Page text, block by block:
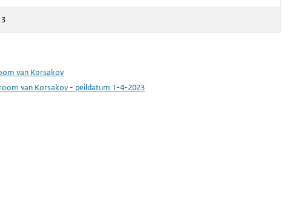
van Korsakov
van Korsakov - peildatum 1-4-2023